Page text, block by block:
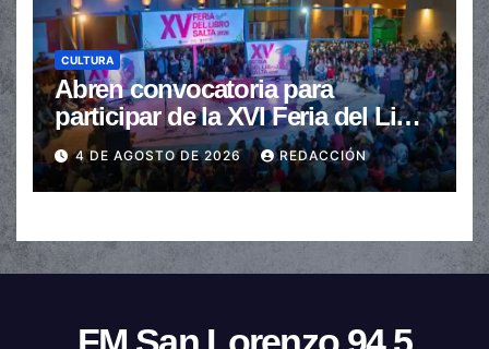
CULTURA
Abren convocatoria para
participar de la XVI Feria del Libro
de Salta
4 DE AGOSTO DE 2026 REDACCIÓN